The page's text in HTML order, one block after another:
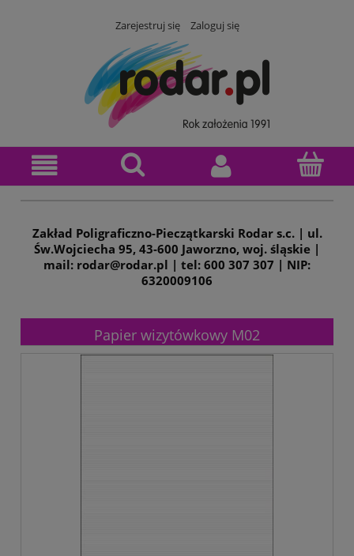
Zarejestruj się Zaloguj się
Zakład Poligraficzno-Pieczątkarski Rodar s.c. | ul.
Św.Wojciecha 95, 43-600 Jaworzno, woj. śląskie |
mail: rodar@rodar.pl | tel: 600 307 307 | NIP:
6320009106
Papier wizytówkowy M02